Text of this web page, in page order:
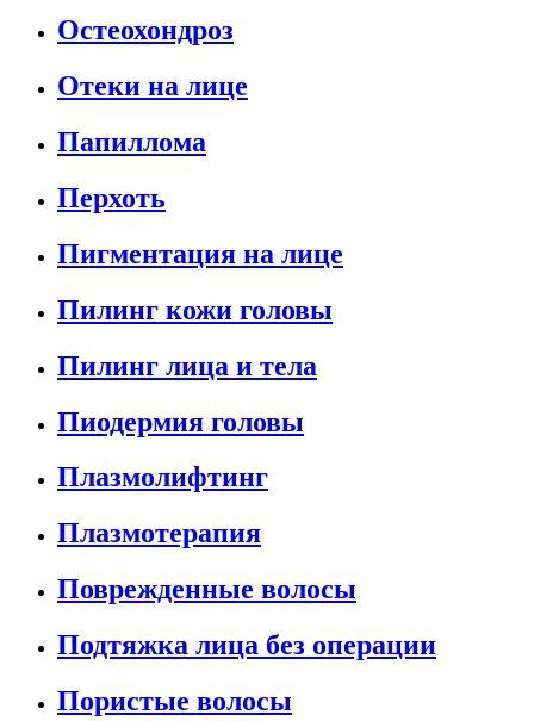
Остеохондроз
Отеки на лице
Папиллома
Перхоть
Пигментация на лице
Пилинг кожи головы
Пилинг лица и тела
Пиодермия головы
Плазмолифтинг
Плазмотерапия
Поврежденные волосы
Подтяжка лица без операции
Пористые волосы